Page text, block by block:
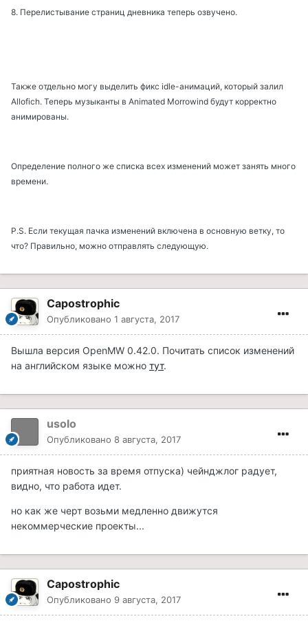
8. Перелистывание страниц дневника теперь озвучено.
Также отдельно могу выделить фикс idle-анимаций, который залил
Allofich. Теперь музыканты в Animated Morrowind будут корректно
анимированы.
Определение полного же списка всех изменений может занять много
времени.
P.S. Если текущая пачка изменений включена в основную ветку, то
что? Правильно, можно отправлять следующую.
Capostrophic
Опубликовано 1 августа, 2017
Вышла версия OpenMW 0.42.0. Почитать список изменений
на английском языке можно тут.
usolo
Опубликовано 8 августа, 2017
приятная новость за время отпуска) чейнджлог радует,
видно, что работа идет.
но как же черт возьми медленно движутся
некоммерческие проекты...
Capostrophic
Опубликовано 9 августа, 2017